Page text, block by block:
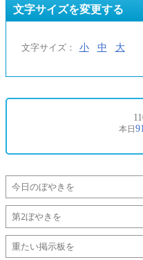
文字サイズを変更する
文字サイズ： 小 中 大